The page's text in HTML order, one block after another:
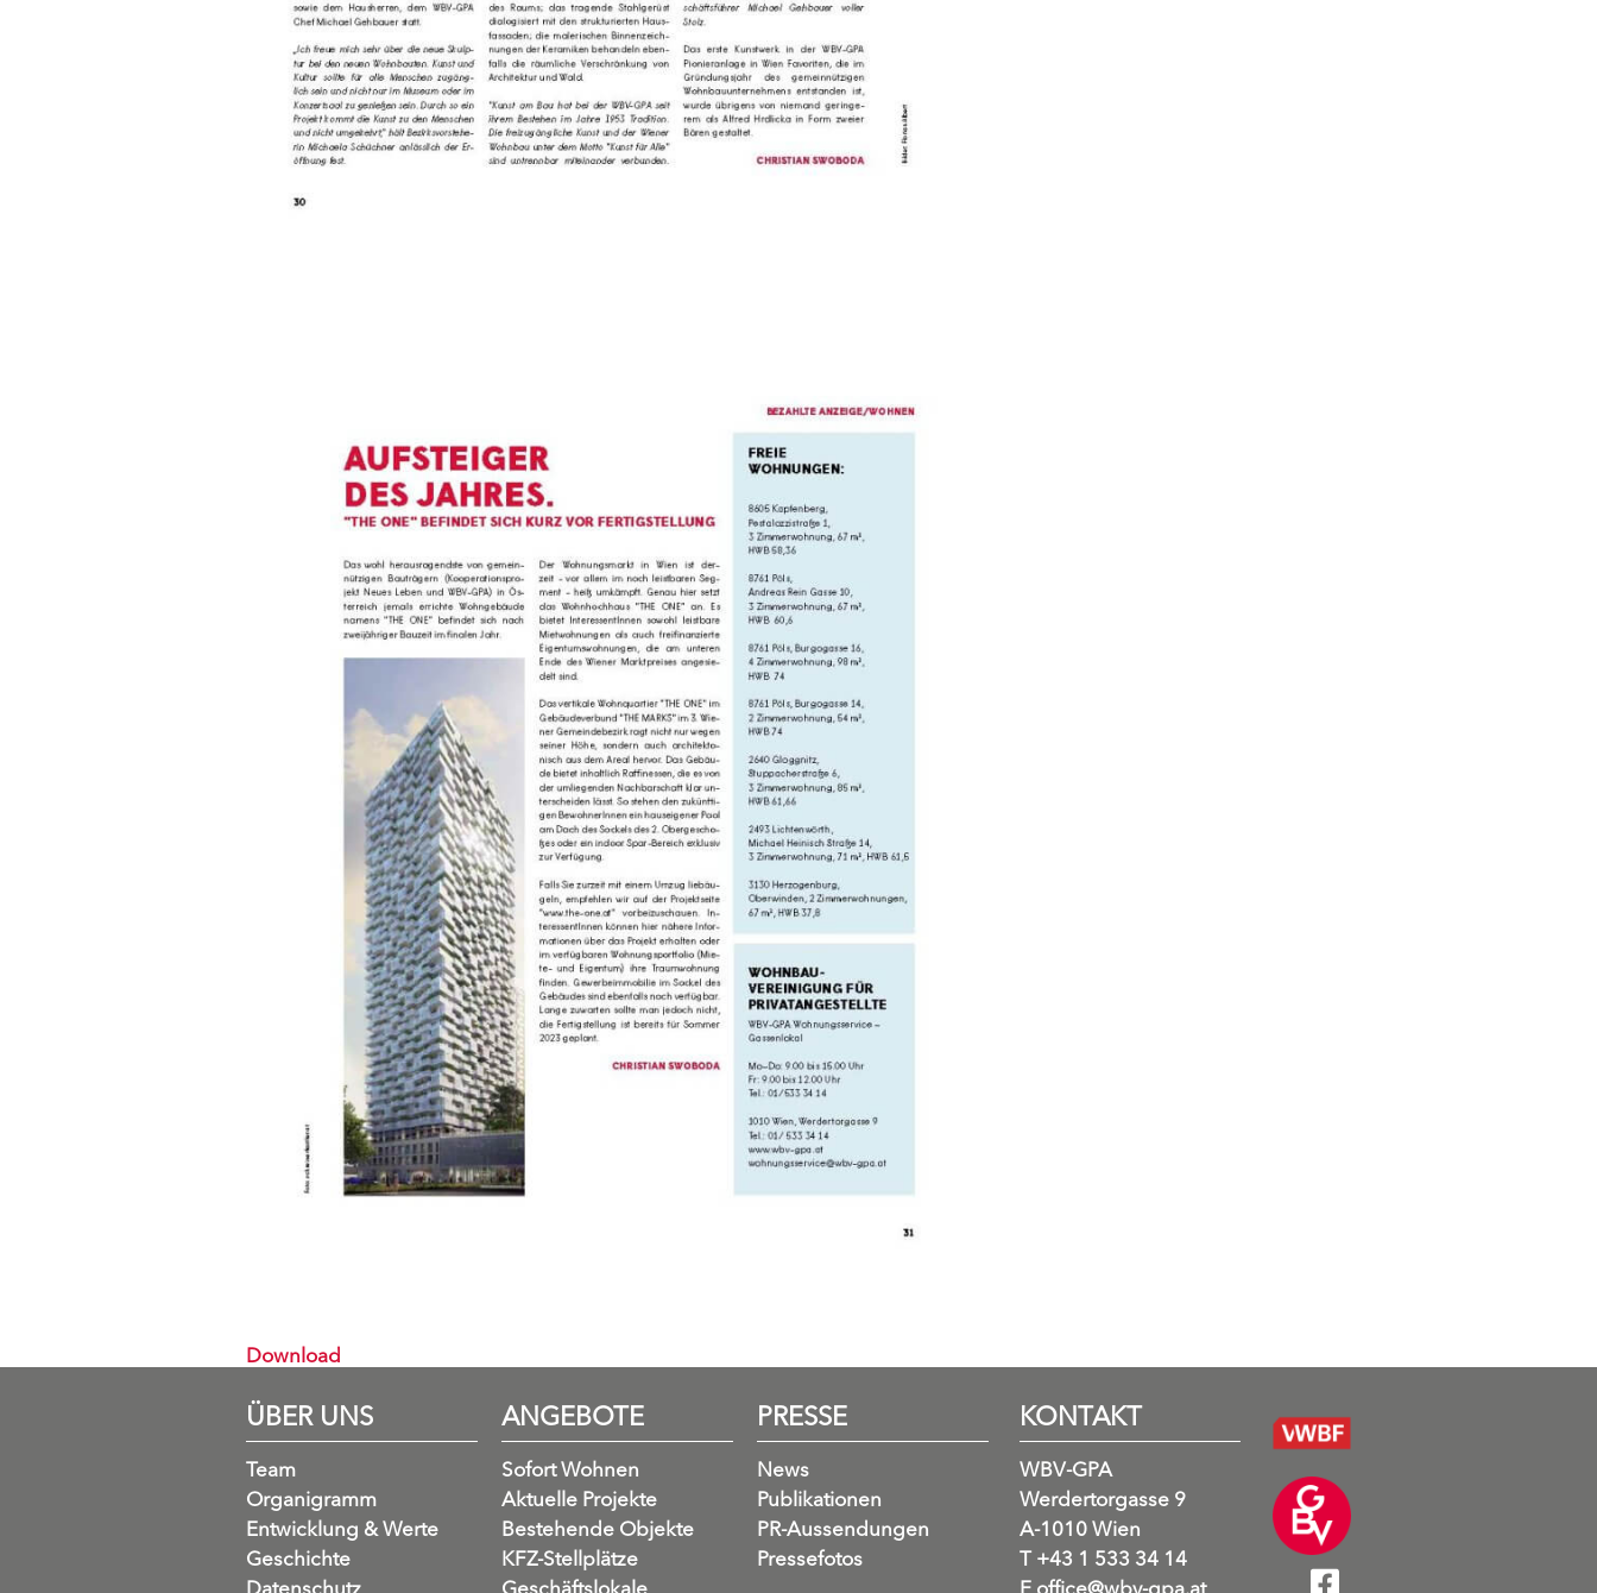
Download
ÜBER UNS
Team
Organigramm
Entwicklung & Werte
Geschichte
Datenschutz
ANGEBOTE
Sofort Wohnen
Aktuelle Projekte
Bestehende Objekte
KFZ-Stellplätze
Geschäftslokale
PRESSE
News
Publikationen
PR-Aussendungen
Pressefotos
KONTAKT
WBV-GPA
Werdertorgasse 9
A-1010 Wien
T+43 1 533 34 14
E office@wbv-gpa.at